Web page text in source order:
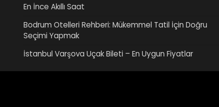
En İnce Akıllı Saat
Bodrum Otelleri Rehberi: Mükemmel Tatil İçin Doğru
Seçimi Yapmak
İstanbul Varşova Uçak Bileti – En Uygun Fiyatlar